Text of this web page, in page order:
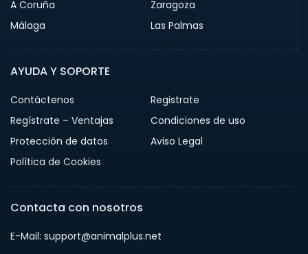
A Coruña
Zaragoza
Málaga
Las Palmas
AYUDA Y SOPORTE
Contáctenos
Registrate
Regístrate – Ventajas
Condiciones de uso
Protección de datos
Aviso Legal
Política de Cookies
Contacta con nosotros
E-Mail: support@animalplus.net